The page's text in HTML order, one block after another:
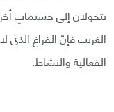
يتحولان إلى جسيماتٍ
الغريب فإنّ الفراغ
الفعالية والنشاط.